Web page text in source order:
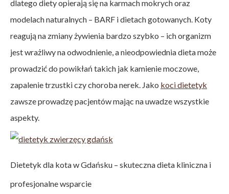
dlatego diety opierają się na karmach mokrych oraz
modelach naturalnych – BARF i dietach gotowanych. Koty
reagują na zmiany żywienia bardzo szybko – ich organizm
jest wrażliwy na odwodnienie, a nieodpowiednia dieta może
prowadzić do powikłań takich jak kamienie moczowe,
zapalenie trzustki czy choroba nerek. Jako koci dietetyk
zawsze prowadzę pacjentów mając na uwadze wszystkie
aspekty.
Dietetyk dla kota w Gdańsku – skuteczna dieta kliniczna i
profesjonalne wsparcie